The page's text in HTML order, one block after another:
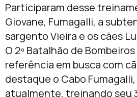
Participaram desse
Giovane, Fumagalli, a
sargento Vieira e os cães
O 2º Batalhão de
referência em busca com
destaque o Cabo
atualmente, treinando seu